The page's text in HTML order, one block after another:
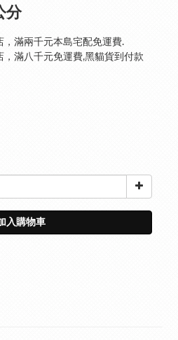
分
，滿兩千元本島宅配免運費.
，滿八千元免運費,黑貓貨到付款
入購物車